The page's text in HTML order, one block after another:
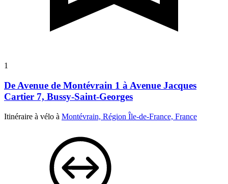
1
De Avenue de Montévrain 1 à Avenue Jacques
Cartier 7, Bussy-Saint-Georges
Itinéraire à vélo à Montévrain, Région Île-de-France, France